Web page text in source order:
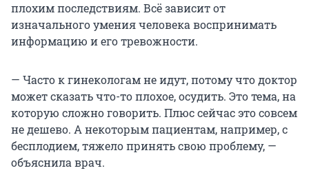
плохим последствиям. Всё зависит от
изначального умения человека воспринимать
информацию и его тревожности.
— Часто к гинекологам не идут, потому что доктор
может сказать что-то плохое, осудить. Это тема, на
которую сложно говорить. Плюс сейчас это совсем
не дешево. А некоторым пациентам, например, с
бесплодием, тяжело принять свою проблему, —
объяснила врач.